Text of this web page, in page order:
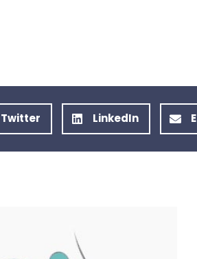
Twitter LinkedIn